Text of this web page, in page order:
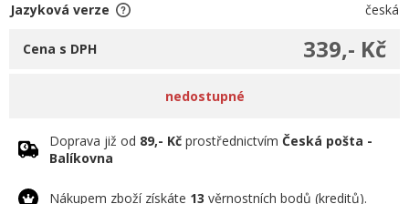
Jazyková verze
česká
339,- Kč
Cena s DPH
nedostupné
Doprava již od 89,- Kč prostřednictvím Česká pošta -
Balíkovna
Nákupem zboží získáte 13 věrnostních bodů (kreditů).